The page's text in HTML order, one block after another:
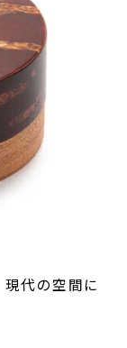
代の空間に